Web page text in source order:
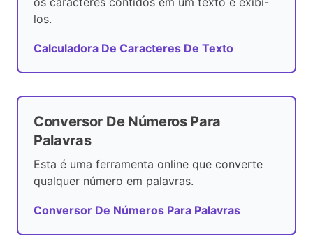
los.
Calculadora De Caracteres De Texto
Conversor De Números Para
Palavras
Esta é uma ferramenta online que converte
qualquer número em palavras.
Conversor De Números Para Palavras